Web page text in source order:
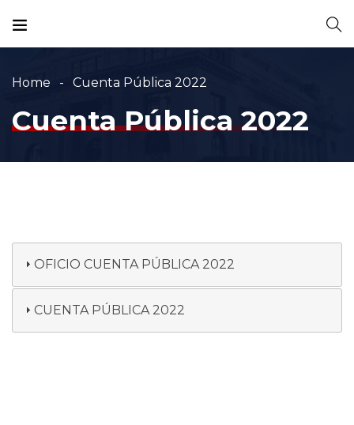
Home Cuenta Pública 2022
Cuenta Pública 2022
OFICIO CUENTA PÚBLICA 2022
CUENTA PÚBLICA 2022